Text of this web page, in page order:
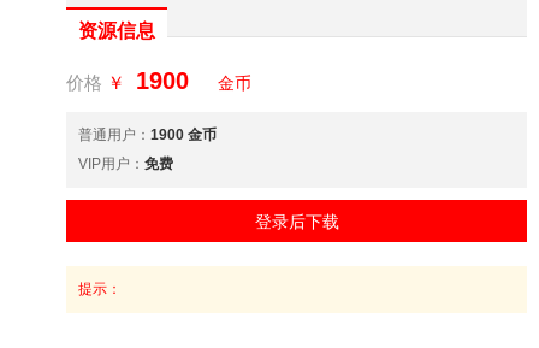
资源信息
价格 ￥ 1900 金币
普通用户： 1900 金币
VIP用户： 免费
登录后下载
提示：